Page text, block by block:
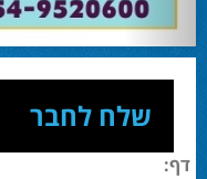
שלח לחבר
דף: